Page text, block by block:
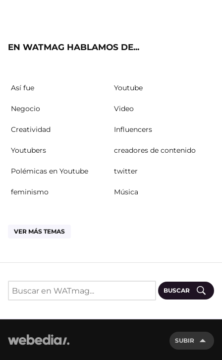
EN WATMAG HABLAMOS DE...
Así fue Youtube
Negocio Video
Creatividad Influencers
Youtubers creadores de contenido
Polémicas en Youtube twitter
feminismo Música
VER MÁS TEMAS
BUSCAR
SUBIR